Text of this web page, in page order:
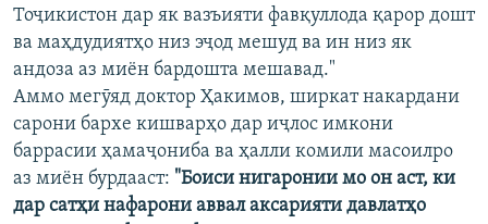
Тоҷикистон дар як вазъияти фавқуллода қарор дошт
ва маҳдудиятҳо низ эҷод мешуд ва ин низ як
андоза аз миён бардошта мешавад."
Аммо мегӯяд доктор Ҳакимов, ширкат накардани
сарони бархе кишварҳо дар иҷлос имкони
баррасии ҳамаҷониба ва ҳалли комили масоилро
аз миён бурдааст: "Боиси нигаронии мо он аст, ки
дар сатҳи нафарони аввал аксарияти давлатҳо